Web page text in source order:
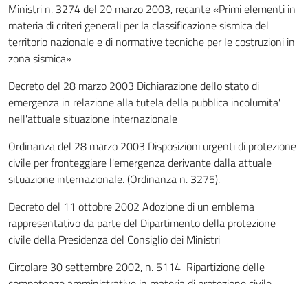
Ministri n. 3274 del 20 marzo 2003, recante «Primi elementi in
materia di criteri generali per la classificazione sismica del
territorio nazionale e di normative tecniche per le costruzioni in
zona sismica»
Decreto del 28 marzo 2003 Dichiarazione dello stato di
emergenza in relazione alla tutela della pubblica incolumita'
nell'attuale situazione internazionale
Ordinanza del 28 marzo 2003 Disposizioni urgenti di protezione
civile per fronteggiare l'emergenza derivante dalla attuale
situazione internazionale. (Ordinanza n. 3275).
Decreto del 11 ottobre 2002 Adozione di un emblema
rappresentativo da parte del Dipartimento della protezione
civile della Presidenza del Consiglio dei Ministri
Circolare 30 settembre 2002, n. 5114 Ripartizione delle